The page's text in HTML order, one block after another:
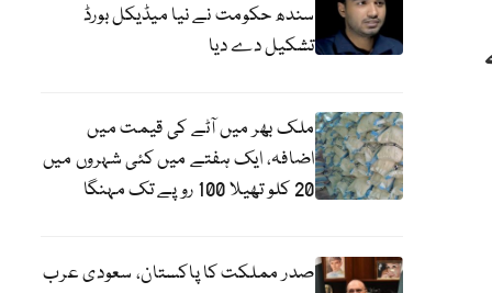
سندھ حکومت نے نیا میڈیکل بورڈ
تشکیل دے دیا
ملک بھر میں آٹے کی قیمت میں
اضافہ، ایک ہفتے میں کئی شہروں میں
20 کلو تھیلا 100 روپے تک مہنگا
صدر مملکت کا پاکستان، سعودی عرب